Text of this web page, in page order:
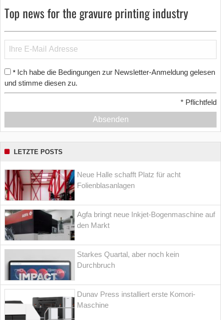
Top news for the gravure printing industry
* Ich habe die Bedingungen zur Newsletter-Anmeldung gelesen
und stimme diesen zu.
* Pflichtfeld
Absenden
LETZTE POSTS
Neue Halle schafft Platz für acht
Folienblasanlagen
Agfa bringt neue Inkjet-Bogenmaschine auf
den Markt
Starkes Quartal, aber noch kein
Durchbruch
Dunav Press installiert erste Komori-
Maschine